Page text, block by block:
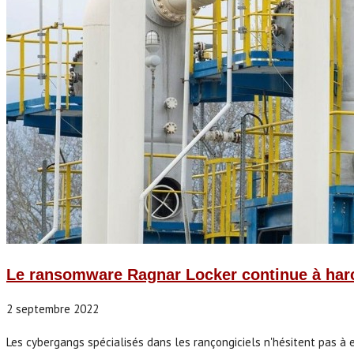
Le ransomware Ragnar Locker continue à
2 septembre 2022
Les cybergangs spécialisés dans les rançongiciels n'hésitent pas